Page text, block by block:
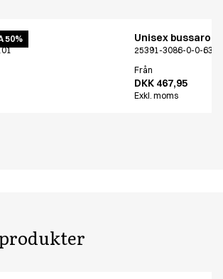
50% Unisex
25391-3086-0-0-639
Från
DKK 467,95
Exkl. moms